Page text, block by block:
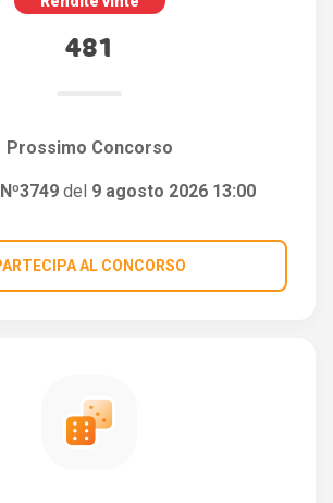
481
Prossimo Concorso
Nº3749 del 9 agosto 2026 13:00
AL CONCORSO